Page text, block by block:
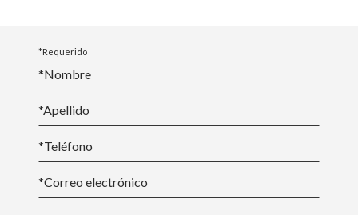
*Requerido
*Nombre
*Apellido
*Teléfono
*Correo electrónico